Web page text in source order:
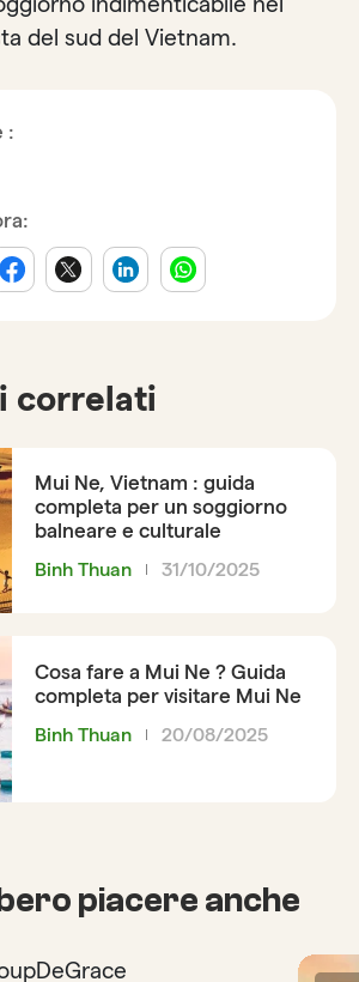
del sud del Vietnam.
:
correlati
Mui Ne, Vietnam : guida
completa per un soggiorno
balneare e culturale
Binh Thuan 31/10/2025
Cosa fare a Mui Ne ? Guida
completa per visitare Mui Ne
Binh Thuan 20/08/2025
piacere anche